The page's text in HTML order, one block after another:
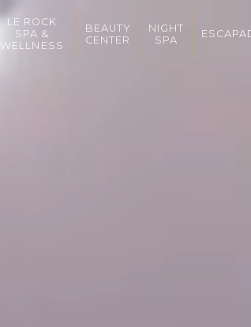
LE ROCK
SPA &
WELLNESS
BEAUTY
CENTER
NIGHT
SPA